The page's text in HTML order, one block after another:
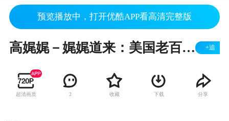
预览播放中，打开优酷APP看高清完整版
高娓娓－娓娓道来：美国老百姓怎么玩私人飞机 +追
超清画质 2 收藏 下载 分享